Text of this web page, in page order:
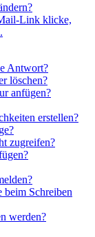
Link klicke,
Antwort?
löschen?
anfügen?
erstellen?
zugreifen?
beim Schreiben
werden?